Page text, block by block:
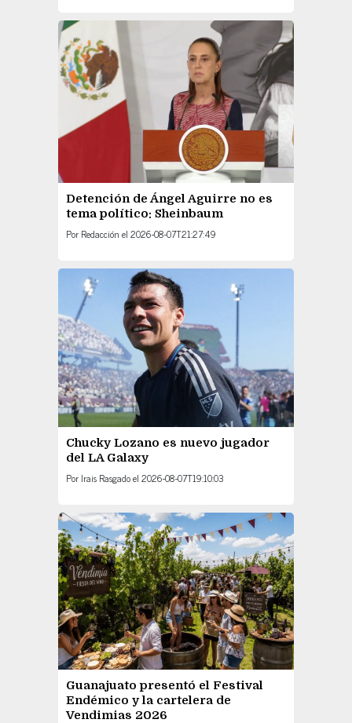
Detención de Ángel Aguirre no es
tema político: Sheinbaum
Por Redacción el 2026-08-07T21:27:49
Chucky Lozano es nuevo jugador
del LA Galaxy
Por Irais Rasgadoel 2026-08-07T19:10:03
Guanajuato presentó el Festival
Endémico y la cartelera de
Vendimias 2026